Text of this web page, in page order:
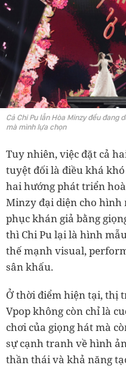
Cả Chi Pu lẫn Hòa Minzy đều
mà mình lựa chọn
Tuy nhiên, việc đặt cả
tuyệt đối là điều khá
hai hướng phát triển
Minzy đại diện cho hình
phục khán giả bằng
thì Chi Pu lại là hình
thế mạnh visual,
sân khấu.
Ở thời điểm hiện tại, thị
Vpop không còn chỉ là
chơi của giọng hát mà
sự cạnh tranh về hình
thần thái và khả năng